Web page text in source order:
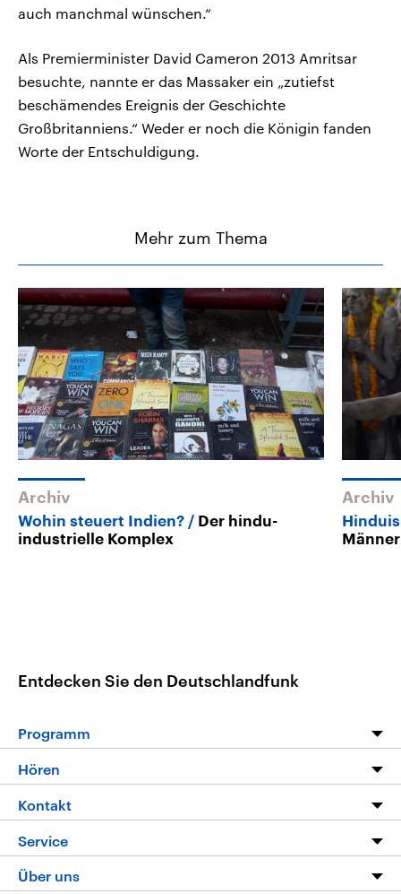
auch manchmal wünschen.“
Als Premierminister David Cameron 2013 Amritsar
besuchte, nannte er das Massaker ein „zutiefst
beschämendes Ereignis der Geschichte
Großbritanniens.“ Weder er noch die Königin fanden
Worte der Entschuldigung.
Mehr zum Thema
Archiv
Wohin steuert Indien?
Der hindu-
industrielle Komplex
Archiv
Männer
Entdecken Sie den Deutschlandfunk
Programm
Die Nachrichten
Nachrichtenleicht
Neue Beiträge auf dlf.de
Hören
Livestream
Podcasts
Deutschlandfunk App
Kontakt
Service
FAQ
Über uns